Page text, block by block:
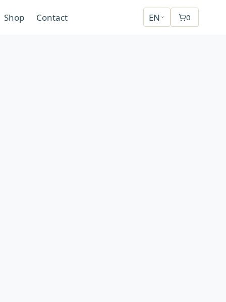
Shop Contact EN 0